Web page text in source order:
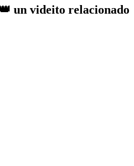
un videito relacionado